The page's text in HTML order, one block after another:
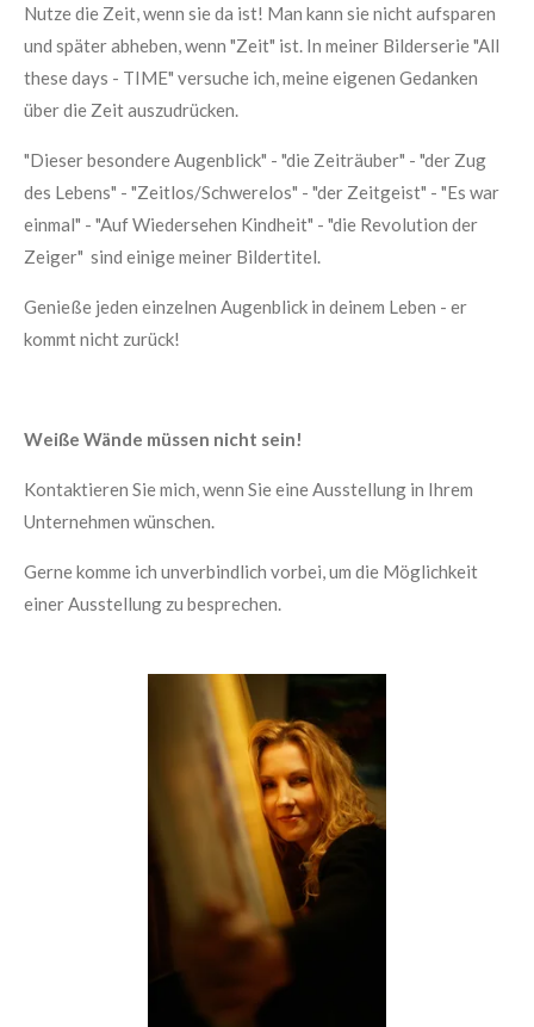
Nutze die Zeit, wenn sie da ist! Man kann sie nicht aufsparen
und später abheben, wenn "Zeit" ist. In meiner Bilderserie "All
these days - TIME" versuche ich, meine eigenen Gedanken
über die Zeit auszudrücken.
"Dieser besondere Augenblick" - "die Zeiträuber" - "der Zug
des Lebens" - "Zeitlos/Schwerelos" - "der Zeitgeist" - "Es war
einmal" - "Auf Wiedersehen Kindheit" - "die Revolution der
Zeiger" sind einige meiner Bildertitel.
Genieße jeden einzelnen Augenblick in deinem Leben - er
kommt nicht zurück!
Weiße Wände müssen nicht sein!
Kontaktieren Sie mich, wenn Sie eine Ausstellung in Ihrem
Unternehmen wünschen.
Gerne komme ich unverbindlich vorbei, um die Möglichkeit
einer Ausstellung zu besprechen.